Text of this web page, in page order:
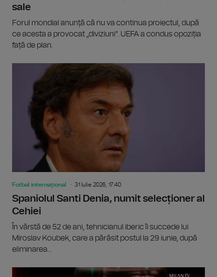
sale
Forul mondial anunță că nu va continua proiectul, după
ce acesta a provocat „diviziuni”. UEFA a condus opoziția
față de plan.
Fotbal internațional 31 Iulie 2026, 17:40
Spaniolul Santi Denia, numit selecționer al
Cehiei
În vârstă de 52 de ani, tehnicianul iberic îi succede lui
Miroslav Koubek, care a părăsit postul la 29 iunie, după
eliminarea...